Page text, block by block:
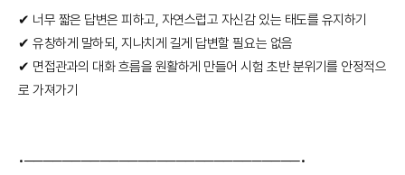
✔ 너무 짧은 답변은 피하고, 자연스럽고 자신감 있는 태도를 유지하기
✔ 유창하게 말하되, 지나치게 길게 답변할 필요는 없음
✔ 면접관과의 대화 흐름을 원활하게 만들어 시험 초반 분위기를 안정적으
로 가져가기
•─────────────────────────────•